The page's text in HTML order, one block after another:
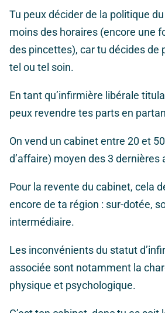
Tu peux décider de la politique
moins des horaires (encore une
des pincettes), car tu décides de
tel ou tel soin.
En tant qu’infirmière libérale
peux revendre tes parts en
On vend un cabinet entre 20 et
d’affaire) moyen des 3 dernières
Pour la revente du cabinet, cela
encore de ta région : sur-dotée,
intermédiaire.
Les inconvénients du statut
associée sont notamment la
physique et psychologique.